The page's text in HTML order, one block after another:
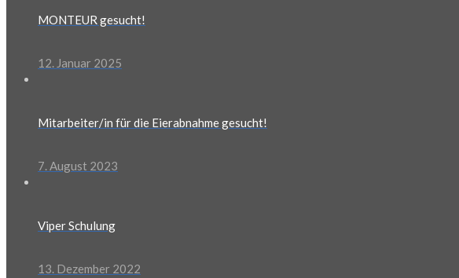
MONTEUR gesucht!
12. Januar 2025
Mitarbeiter/in für die Eierabnahme gesucht!
7. August 2023
Viper Schulung
13. Dezember 2022